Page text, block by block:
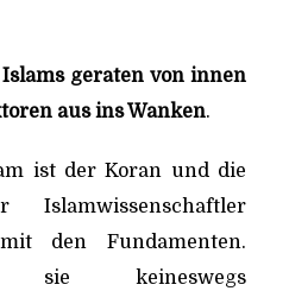
geraten von innen
aus ins Wanken.
ist der Koran und die
den Fundamenten.
sie keineswegs